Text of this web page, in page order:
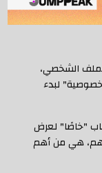
الشخصي،
لبدء
"خاصًا" لعرض
هي من أهم